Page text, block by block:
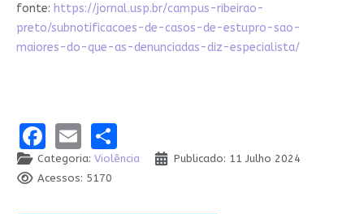
fonte: https://jornal.usp.br/campus-ribeirao-
preto/subnotificacoes-de-casos-de-estupro-sao-
maiores-do-que-as-denunciadas-diz-especialista/
Facebook
EmailShare
Categoria: Violência
Publicado: 11 Julho 2024
Acessos: 5170